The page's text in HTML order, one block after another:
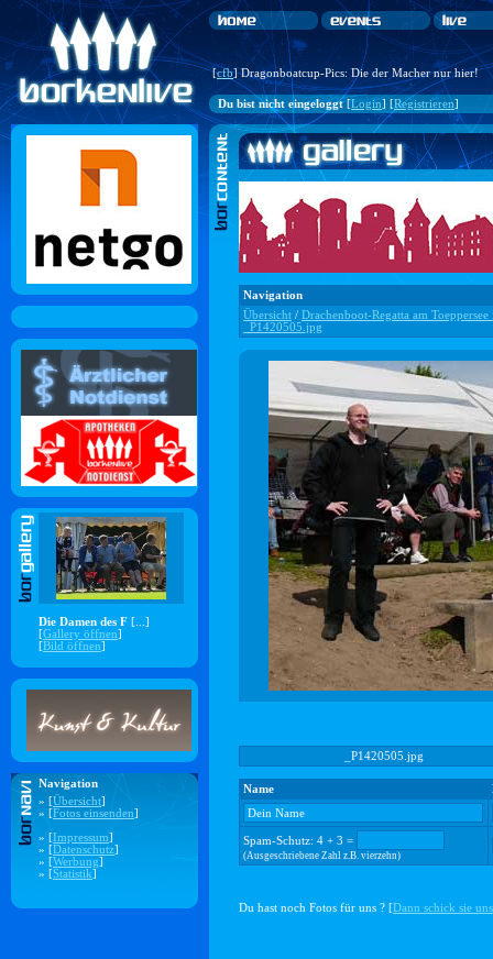
[cfb] Dragonboatcup-Pics: Die der Macher nur hier!
Du bist nicht eingeloggt[Login] [Registrieren]
Die Damen des F [...]
[Gallery öffnen]
[Bild öffnen]
Navigation
» [Übersicht]
» [Fotos einsenden]
» [Impressum]
» [Datenschutz]
» [Werbung]
» [Statistik]
Navigation
Übersicht / Drachenboot-Regatta am
_P1420505.jpg
_P1420505.jpg
Name
Spam-Schutz: 4 + 3 =
(Ausgeschriebene Zahl z.B. vierzehn)
Du hast noch Fotos für uns ? [Dann schick sie uns